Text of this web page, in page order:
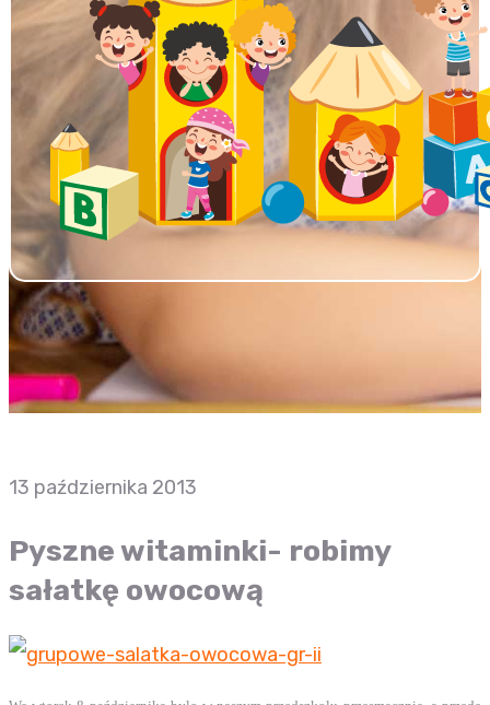
13 października 2013
Pyszne witaminki- robimy
sałatkę owocową